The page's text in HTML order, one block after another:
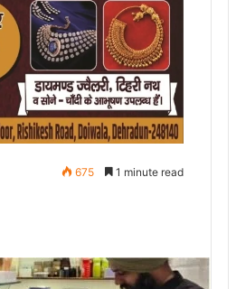
675 1 minute read